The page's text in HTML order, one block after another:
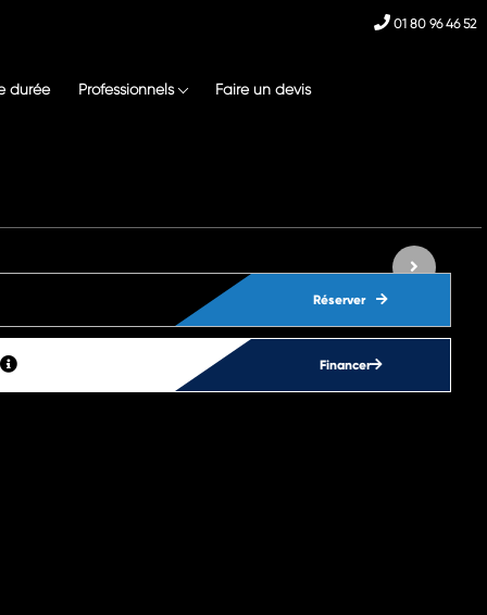
01 80 96 46 52
durée Professionnels Faire un devis
Réserver
Financer